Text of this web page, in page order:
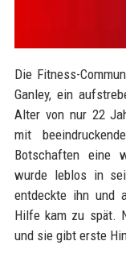
Die Fitness-
Ganley, ein
Alter von nur 22
mit
Botschaften eine
wurde leblos in
entdeckte ihn und
Hilfe kam zu spät.
und sie gibt erste